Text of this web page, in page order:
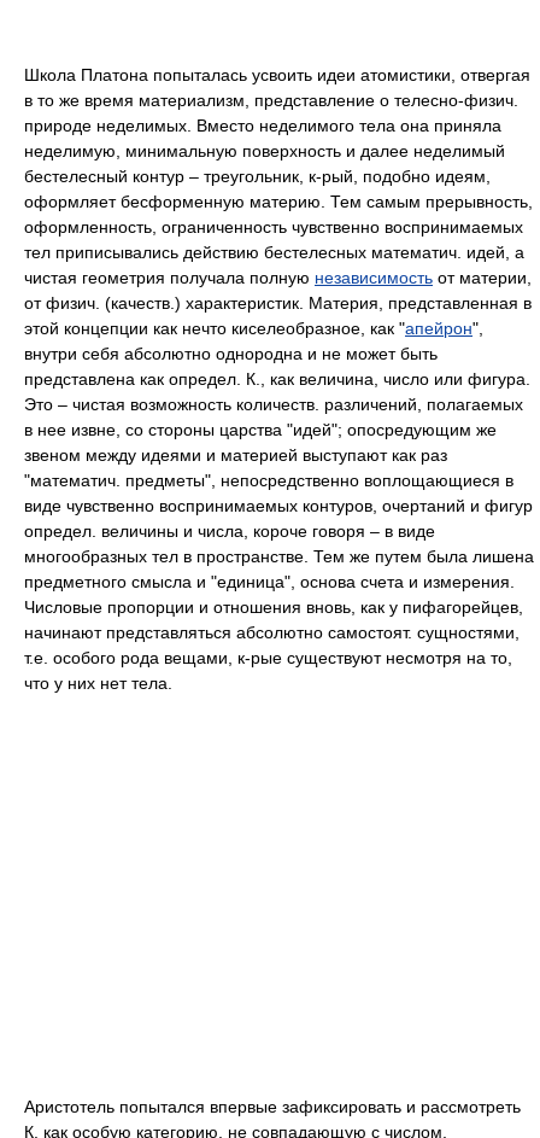
Школа Платона попыталась усвоить идеи атомистики, отвергая
в то же время материализм, представление о телесно-физич.
природе неделимых. Вместо неделимого тела она приняла
неделимую, минимальную поверхность и далее неделимый
бестелесный контур – треугольник, к-рый, подобно идеям,
оформляет бесформенную материю. Тем самым прерывность,
оформленность, ограниченность чувственно воспринимаемых
тел приписывались действию бестелесных математич. идей, а
чистая геометрия получала полную независимость от материи,
от физич. (качеств.) характеристик. Материя, представленная в
этой концепции как нечто киселеобразное, как "апейрон",
внутри себя абсолютно однородна и не может быть
представлена как определ. К., как величина, число или фигура.
Это – чистая возможность количеств. различений, полагаемых
в нее извне, со стороны царства "идей"; опосредующим же
звеном между идеями и материей выступают как раз
"математич. предметы", непосредственно воплощающиеся в
виде чувственно воспринимаемых контуров, очертаний и фигур
определ. величины и числа, короче говоря – в виде
многообразных тел в пространстве. Тем же путем была лишена
предметного смысла и "единица", основа счета и измерения.
Числовые пропорции и отношения вновь, как у пифагорейцев,
начинают представляться абсолютно самостоят. сущностями,
т.е. особого рода вещами, к-рые существуют несмотря на то,
что у них нет тела.
Аристотель попытался впервые зафиксировать и рассмотреть
К. как особую категорию, не совпадающую с числом,